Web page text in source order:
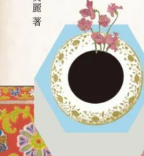
日本購物 電子/紙本書
HOT